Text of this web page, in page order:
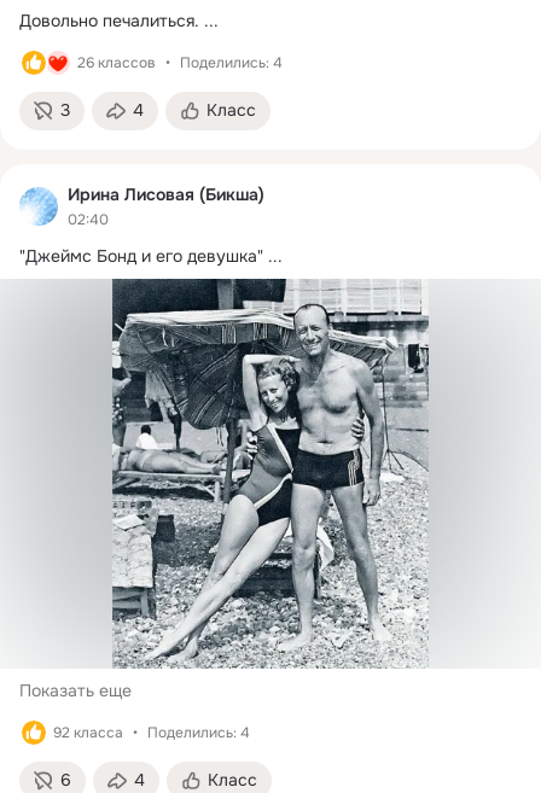
Довольно печалиться. ...
26 классов Поделились: 4
3 4 Класс
Ирина Лисовая (Бикша)
02:40
"Джеймс Бонд и его девушка" ...
Показать еще
92 класса Поделились: 4
6 4 Класс